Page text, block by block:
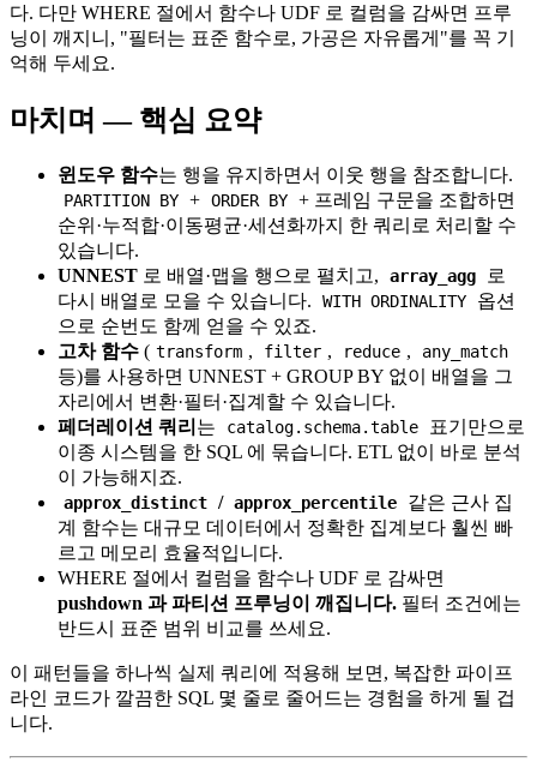
다. 다만 WHERE 절에서 함수나 UDF 로 컬럼을 감싸면 프루
닝이 깨지니, "필터는 표준 함수로, 가공은 자유롭게"를 꼭 기
억해 두세요.
마치며 — 핵심 요약
윈도우 함수는 행을 유지하면서 이웃 행을 참조합니다.
PARTITION BY + ORDER BY + 프레임 구문을 조합하면
순위·누적합·이동평균·세션화까지 한 쿼리로 처리할 수
있습니다.
UNNEST 로 배열·맵을 행으로 펼치고, array_agg
로
다시 배열로 모을 수 있습니다.
WITH ORDINALITY
옵션
으로 순번도 함께 얻을 수 있죠.
고차 함수 ( transform , filter , reduce , any_match
등)를 사용하면 UNNEST + GROUP BY 없이 배열을 그
자리에서 변환·필터·집계할 수 있습니다.
페더레이션 쿼리 는 catalog.schema.table
표기만으로
이종 시스템을 한 SQL 에 묶습니다. ETL 없이 바로 분석
이 가능해지죠.
approx_distinct / approx_percentile
같은 근사 집
계 함수는 대규모 데이터에서 정확한 집계보다 훨씬 빠
르고 메모리 효율적입니다.
WHERE 절에서 컬럼을 함수나 UDF 로 감싸면
pushdown 과 파티션 프루닝이 깨집니다. 필터 조건에는
반드시 표준 범위 비교를 쓰세요.
이 패턴들을 하나씩 실제 쿼리에 적용해 보면, 복잡한 파이프
라인 코드가 깔끔한 SQL 몇 줄로 줄어드는 경험을 하게 될 겁
니다.